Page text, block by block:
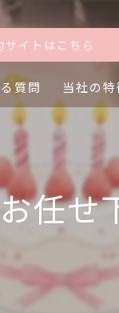
サイトはこちら
質問 当社の特
普通車
買取
乗り換え
任せ